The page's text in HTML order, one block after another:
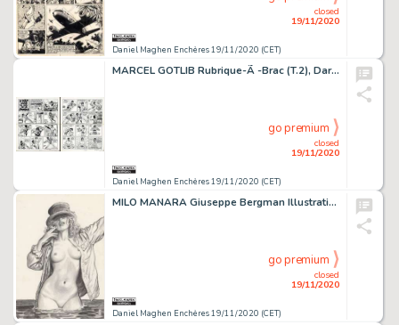
Daniel Maghen Enchères 19/11/2020 (CET)
closed
19/11/2020
MARCEL GOTLIB Rubrique-Ã -Brac (T.2), Dargaud 1971 Gag en deux planches originales...
Daniel Maghen Enchères 19/11/2020 (CET)
closed
19/11/2020
go premium
MILO MANARA Giuseppe Bergman Illustration originale réalisée pour l'exposition Les...
Daniel Maghen Enchères 19/11/2020 (CET)
closed
19/11/2020
go premium